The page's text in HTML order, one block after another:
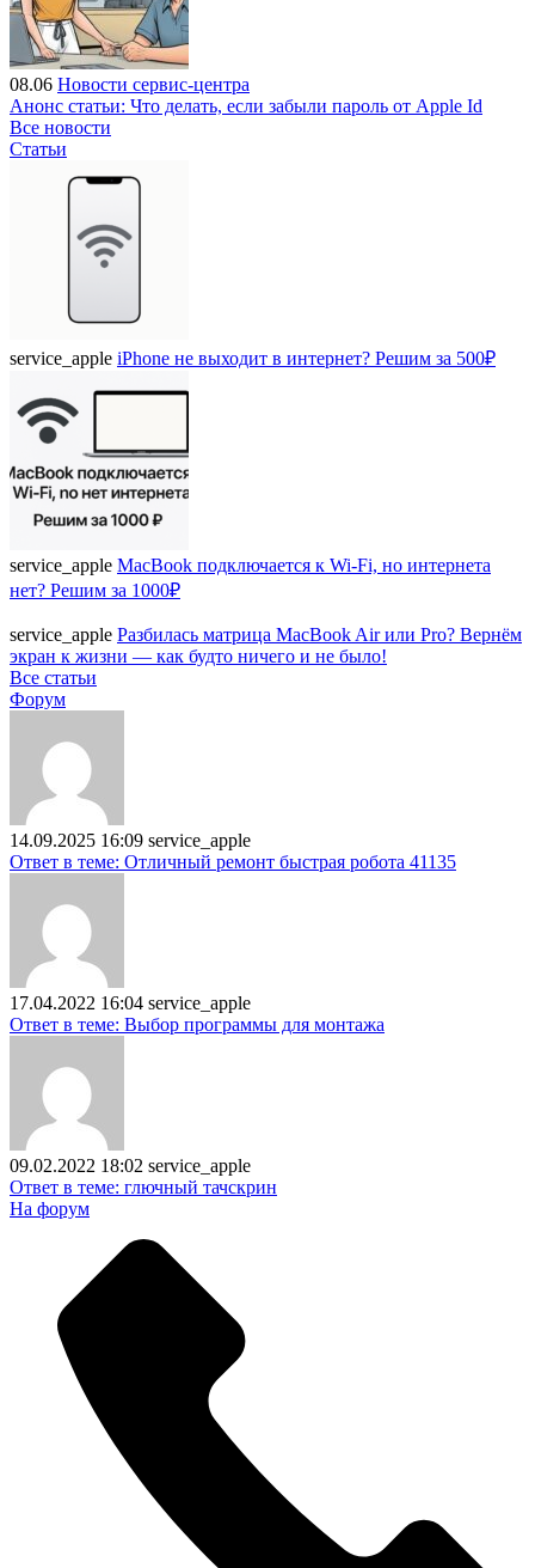
08.06 Новости сервис-центра
Анонс статьи: Что делать, если забыли пароль от Apple Id
Все новости
Статьи
service_apple iPhone не выходит в интернет? Решим за 500₽
service_apple MacBook подключается к Wi-Fi, но интернета
нет? Решим за 1000₽
service_apple Разбилась матрица MacBook Air или Pro? Вернём
экран к жизни — как будто ничего и не было!
Все статьи
Форум
14.09.2025 16:09 service_apple
Ответ в теме: Отличный ремонт быстрая робота 41135
17.04.2022 16:04 service_apple
Ответ в теме: Выбор программы для монтажа
09.02.2022 18:02 service_apple
Ответ в теме: глючный тачскрин
На форум